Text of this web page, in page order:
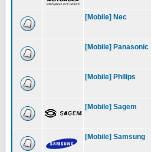
[Mobile] Nec
[Mobile] Panasonic
[Mobile] Philips
[Mobile] Sagem
[Mobile] Samsung